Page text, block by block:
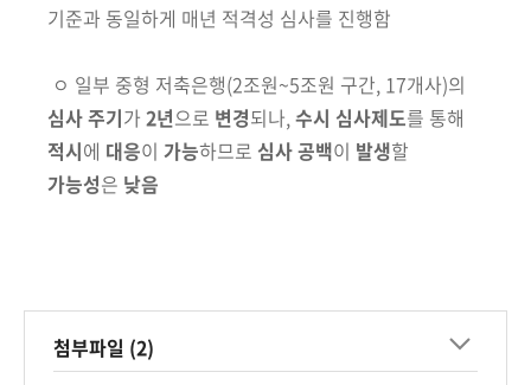
기준과 동일하게 매년 적격성 심사를 진행함
ㅇ 일부 중형 저축은행(2조원~5조원 구간, 17개사)의
심사 주기가 2년으로 변경되나,수시 심사제도를 통해
적시에 대응이 가능하므로 심사 공백이 발생할
가능성은 낮음
첨부파일 (2)